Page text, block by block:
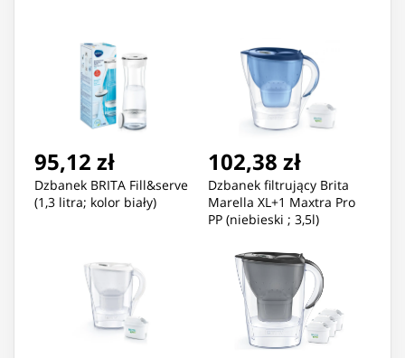
95,12 zł
Dzbanek BRITA Fill&serve
(1,3 litra; kolor biały)
102,38 zł
Dzbanek filtrujący Brita
Marella XL+1 Maxtra Pro
PP (niebieski ; 3,5l)